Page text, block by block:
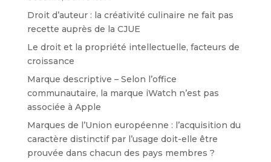
Droit d’auteur : la créativité culinaire ne fait pas
recette auprès de la CJUE
Le droit et la propriété intellectuelle, facteurs de
croissance
Marque descriptive – Selon l’office
communautaire, la marque iWatch n’est pas
associée à Apple
Marques de l’Union européenne : l’acquisition du
caractère distinctif par l’usage doit-elle être
prouvée dans chacun des pays membres ?